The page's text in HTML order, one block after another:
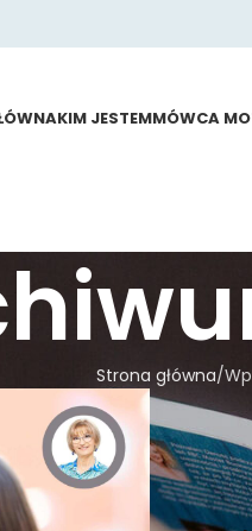
KIM JESTEMMÓWCA
Strona główna